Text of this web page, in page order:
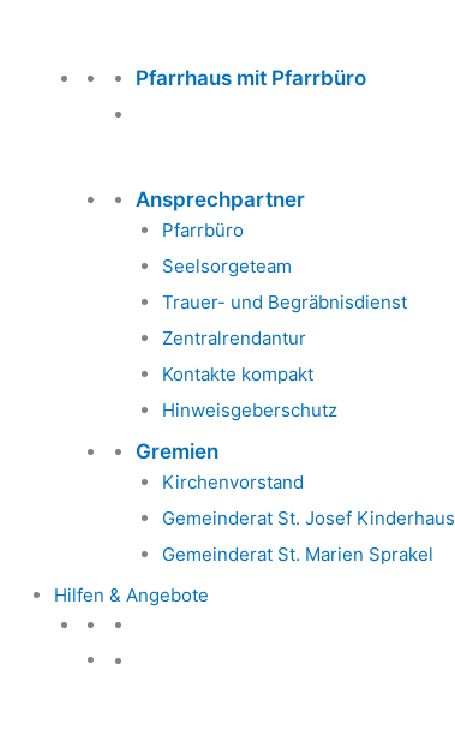
Pfarrhaus mit Pfarrbüro
Ansprechpartner
Pfarrbüro
Seelsorgeteam
Trauer- und Begräbnisdienst
Zentralrendantur
Kontakte kompakt
Hinweisgeberschutz
Gremien
Kirchenvorstand
Gemeinderat St. Josef Kinderhaus
Gemeinderat St. Marien Sprakel
Hilfen & Angebote